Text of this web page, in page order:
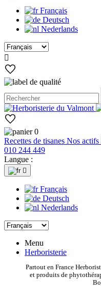
Français
Deutsch
Nederlands

0
Recettes de tisanes Nos actifs
010 244 449
Langue :

Français
Deutsch
Nederlands
Menu
Herboristerie
Partout en France
et produits de